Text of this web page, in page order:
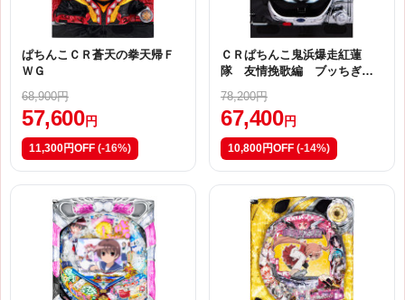
ぱちんこＣＲ蒼天の拳天帰Ｆ
ＷＧ
68,900円
57,600 円
11,300円OFF (-16%)
ＣＲぱちんこ鬼浜爆走紅蓮
隊 友情挽歌編 ブッちぎり
78,200円
67,400 円
10,800円OFF (-14%)